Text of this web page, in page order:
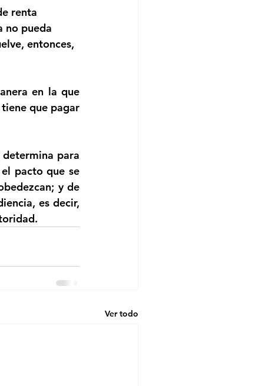
renta
no pueda
entonces,
en la que
que pagar
para
pacto que se
y de
es decir,
Ver todo